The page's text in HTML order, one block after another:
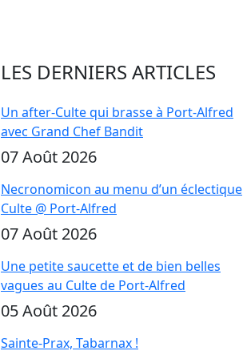
LES DERNIERS ARTICLES
Un after-Culte qui brasse à Port-Alfred
avec Grand Chef Bandit
07 Août 2026
Necronomicon au menu d’un éclectique
Culte @ Port-Alfred
07 Août 2026
Une petite saucette et de bien belles
vagues au Culte de Port-Alfred
05 Août 2026
Sainte-Prax, Tabarnax !